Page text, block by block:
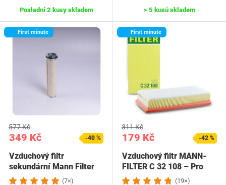
Poslední 2 kusy skladem > 5 kusů skladem
First minute
349 Kč
577 Kč
-40 %
Vzduchový filtr
sekundární Mann Filter
CF700
(7×)
First minute
179 Kč
311 Kč
-42 %
Vzduchový filtr MANN-
FILTER C 32 108 – Pro
automobily
(19×)